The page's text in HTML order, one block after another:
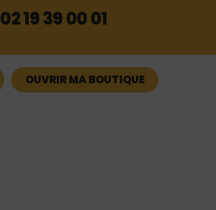
02 19 39 00 01
OUVRIR MA BOUTIQUE